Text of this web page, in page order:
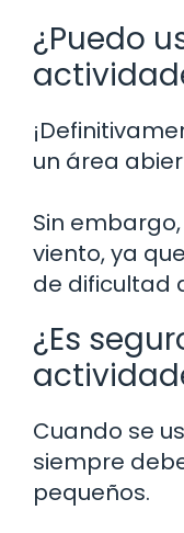
¿Puedo
un área
Sin
viento, ya
de dificultad
¿Es
Cuando se
siempre
pequeños.